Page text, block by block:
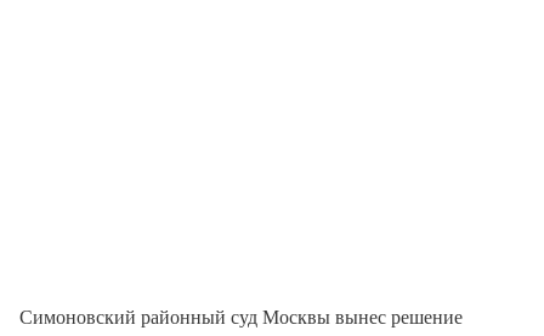
Симоновский районный суд Москвы вынес решение